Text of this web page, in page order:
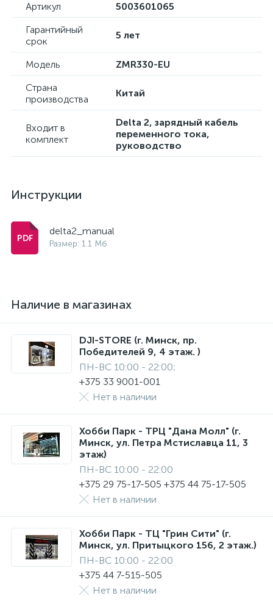
Артикул
5003601065
Гарантийный
срок
5 лет
Модель
ZMR330-EU
Страна
производства
Китай
Входит в
комплект
Delta 2, зарядный кабель
переменного тока,
руководство
Инструкции
delta2_manual
Размер: 1.1 Мб
Наличие в магазинах
DJI-STORE (г. Минск, пр.
Победителей 9, 4 этаж. )
ПН-ВС 10:00 - 22:00;
+375 33 9001-001
Нет в наличии
Хобби Парк - ТРЦ "Дана Молл" (г.
Минск, ул. Петра Мстиславца 11, 3
этаж)
ПН-ВС 10:00 - 22:00
+375 29 75-17-505 +375 44 75-17-505
Нет в наличии
Хобби Парк - ТЦ "Грин Сити" (г.
Минск, ул. Притыцкого 156, 2 этаж.)
ПН-ВС 10:00 - 22:00
+375 44 7-515-505
Нет в наличии